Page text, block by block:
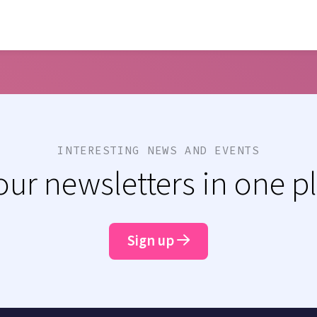
INTERESTING NEWS AND EVENTS
newsletters in one
Sign up